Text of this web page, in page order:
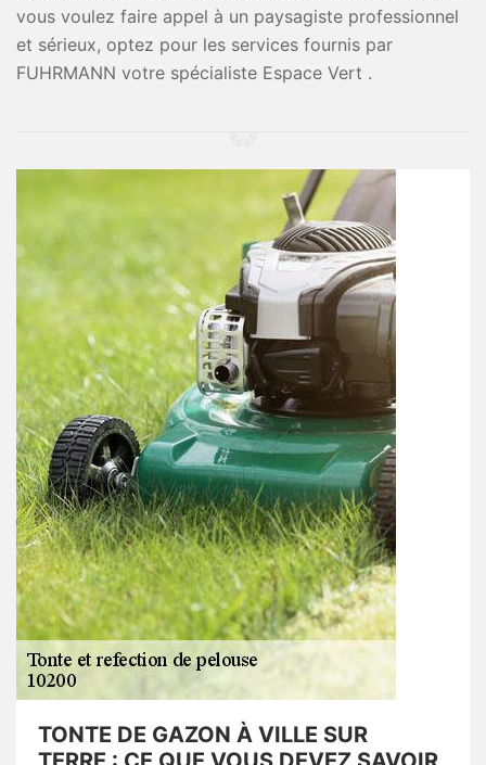
vous voulez faire appel à un paysagiste professionnel
et sérieux, optez pour les services fournis par
FUHRMANN votre spécialiste Espace Vert .
TONTE DE GAZON À VILLE SUR